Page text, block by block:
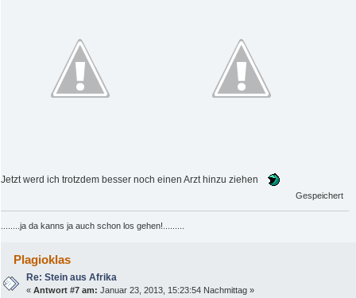
Jetzt werd ich trotzdem besser noch einen Arzt hinzu ziehen
Gespeichert
........ja da kanns ja auch schon los gehen!.........
Plagioklas
Re: Stein aus Afrika
«Antwort #7 am: Januar 23, 2013, 15:23:54 Nachmittag »